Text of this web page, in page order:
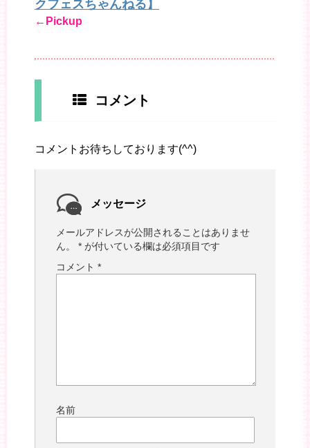
クフェスちゃんねる】
←Pickup
コメント
コメントお待ちしております(^^)
メッセージ
メールアドレスが公開されることはありませ
ん。
* が付いている欄は必須項目です
コメント *
名前